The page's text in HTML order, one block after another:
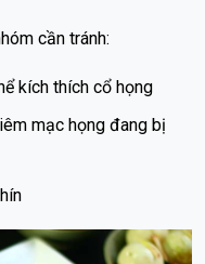
cần tránh:
kích thích cổ họng
mạc họng đang bị